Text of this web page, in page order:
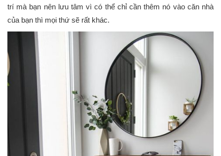
trí mà bạn nên lưu tâm vì có thể chỉ cần thêm nó vào căn nhà
của bạn thì mọi thứ sẽ rất khác.